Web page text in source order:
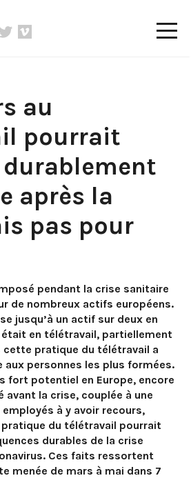
au
pourrait
après la
pas pour
pendant la crise sanitaire
de nombreux actifs européens.
jusqu’à un actif sur deux en
était en télétravail, partiellement
pratique du télétravail a
aux personnes les plus formées.
fort potentiel en Europe, encore
la crise, couplée à une
à y avoir recours,
pratique du télétravail pourrait
durables de la crise
Ces faits ressortent
menée de mars à mai dans 7